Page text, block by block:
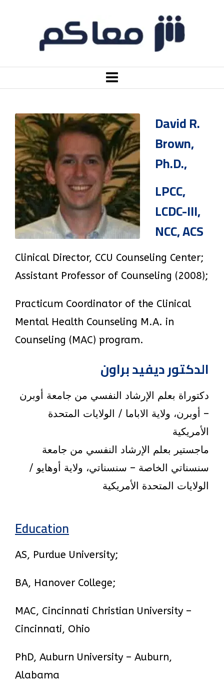
David R.
Brown,
Ph.D.,
LPCC,
LCDC-III,
NCC, ACS
Clinical Director, CCU Counseling Center;
Assistant Professor of Counseling (2008);
Practicum Coordinator of the Clinical
Mental Health Counseling M.A. in
Counseling (MAC) program.
الدكتور ديفيد براون
دكتوراة بعلم الإرشاد النفسي من جامعة أوبرن
– أوبرن، ولاية الاباما / الولايات المتحدة
الأمريكية
ماجستير بعلم الإرشاد النفسي من جامعة
سنسناتي الخاصة – سنسناتي، ولاية أوهايو /
الولايات المتحدة الأمريكية
Education
AS, Purdue University;
BA, Hanover College;
MAC, Cincinnati Christian University –
Cincinnati, Ohio
PhD, Auburn University – Auburn,
Alabama